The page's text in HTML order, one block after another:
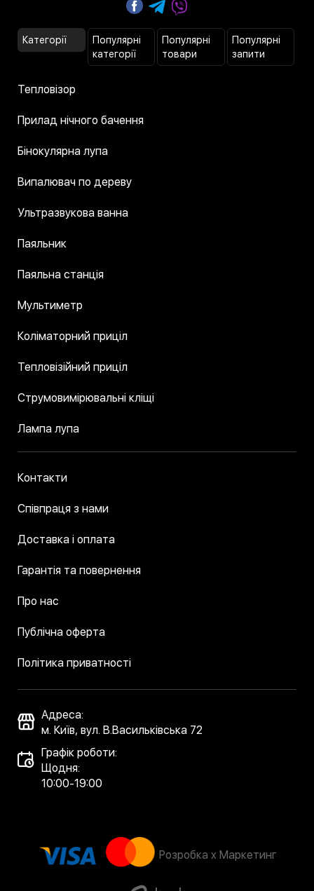
Категорії
Популярні
категорії
Популярні
товари
Популярні
запити
Тепловізор
Прилад нічного бачення
Бінокулярна лупа
Випалювач по дереву
Ультразвукова ванна
Паяльник
Паяльна станція
Мультиметр
Коліматорний приціл
Тепловізійний приціл
Струмовимірювальні кліщі
Лампа лупа
Контакти
Співпраця з нами
Доставка і оплата
Гарантія та повернення
Про нас
Публічна оферта
Політика приватності
Адреса:
м. Київ, вул. В.Васильківська 72
Графік роботи:
Щодня:
10:00-19:00
Розробка x Маркетинг